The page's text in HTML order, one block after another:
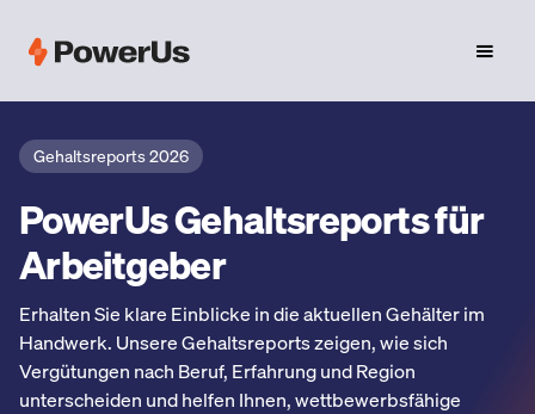
Gehaltsreports 2026
PowerUs Gehaltsreports für
Arbeitgeber
Erhalten Sie klare Einblicke in die aktuellen Gehälter im
Handwerk. Unsere Gehaltsreports zeigen, wie sich
Vergütungen nach Beruf, Erfahrung und Region
unterscheiden und helfen Ihnen, wettbewerbsfähige